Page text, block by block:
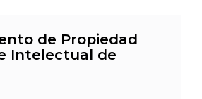
de Propiedad
Intelectual de